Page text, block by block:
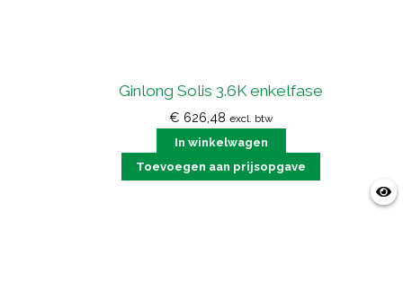
Ginlong Solis 3.6K enkelfase
€ 626,48 excl. btw
In winkelwagen
Toevoegen aan prijsopgave